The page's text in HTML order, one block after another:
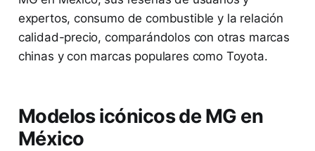
expertos, consumo de combustible y la relación
calidad-precio, comparándolos con otras marcas
chinas y con marcas populares como Toyota.
Modelos icónicos de MG en
México